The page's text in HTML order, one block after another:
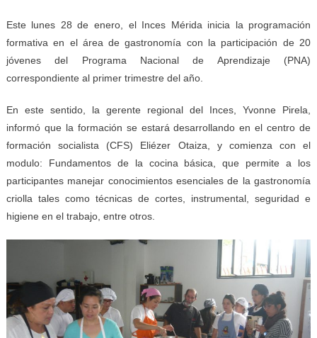
Este lunes 28 de enero, el Inces Mérida inicia la programación
formativa en el área de gastronomía con la participación de 20
jóvenes del Programa Nacional de Aprendizaje (PNA)
correspondiente al primer trimestre del año.
En este sentido, la gerente regional del Inces, Yvonne Pirela,
informó que la formación se estará desarrollando en el centro de
formación socialista (CFS) Eliézer Otaiza, y comienza con el
modulo: Fundamentos de la cocina básica, que permite a los
participantes manejar conocimientos esenciales de la gastronomía
criolla tales como técnicas de cortes, instrumental, seguridad e
higiene en el trabajo, entre otros.